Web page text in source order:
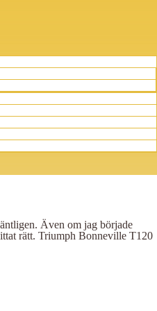
Även om jag började
rätt. Triumph Bonneville T120